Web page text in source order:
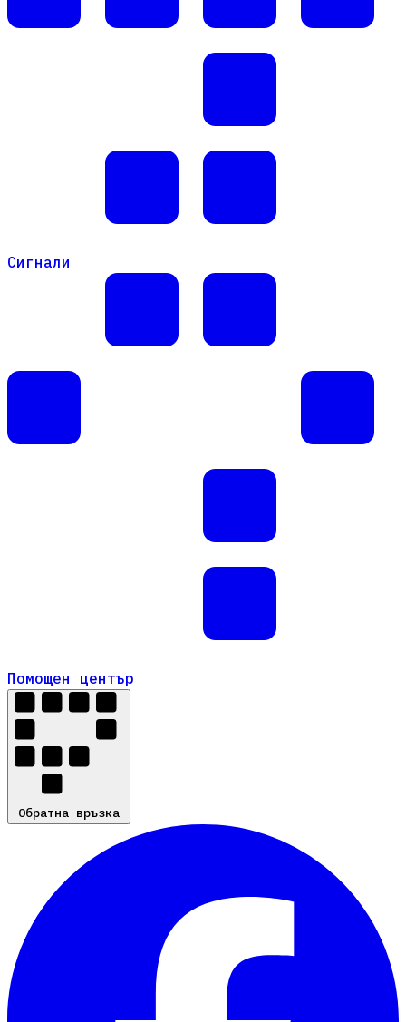
Сигнали
Помощен център
Помощен център
Обратна връзка
Обратна връзка